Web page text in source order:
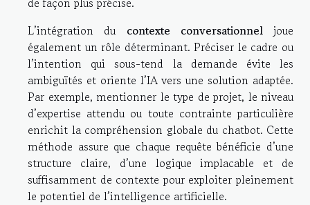
L’intégration du contexte conversationneljoue
également un rôle déterminant. Préciser le cadre ou
l’intention qui sous-tend la demande évite les
ambiguïtés et oriente l’IA vers une solution adaptée.
Par exemple, mentionner le type de projet, le niveau
d’expertise attendu ou toute contrainte particulière
enrichit la compréhension globale du chatbot. Cette
méthode assure que chaque requête bénéficie d’une
structure claire, d’une logique implacable et de
suffisamment de contexte pour exploiter pleinement
le potentiel de l’intelligence artificielle.